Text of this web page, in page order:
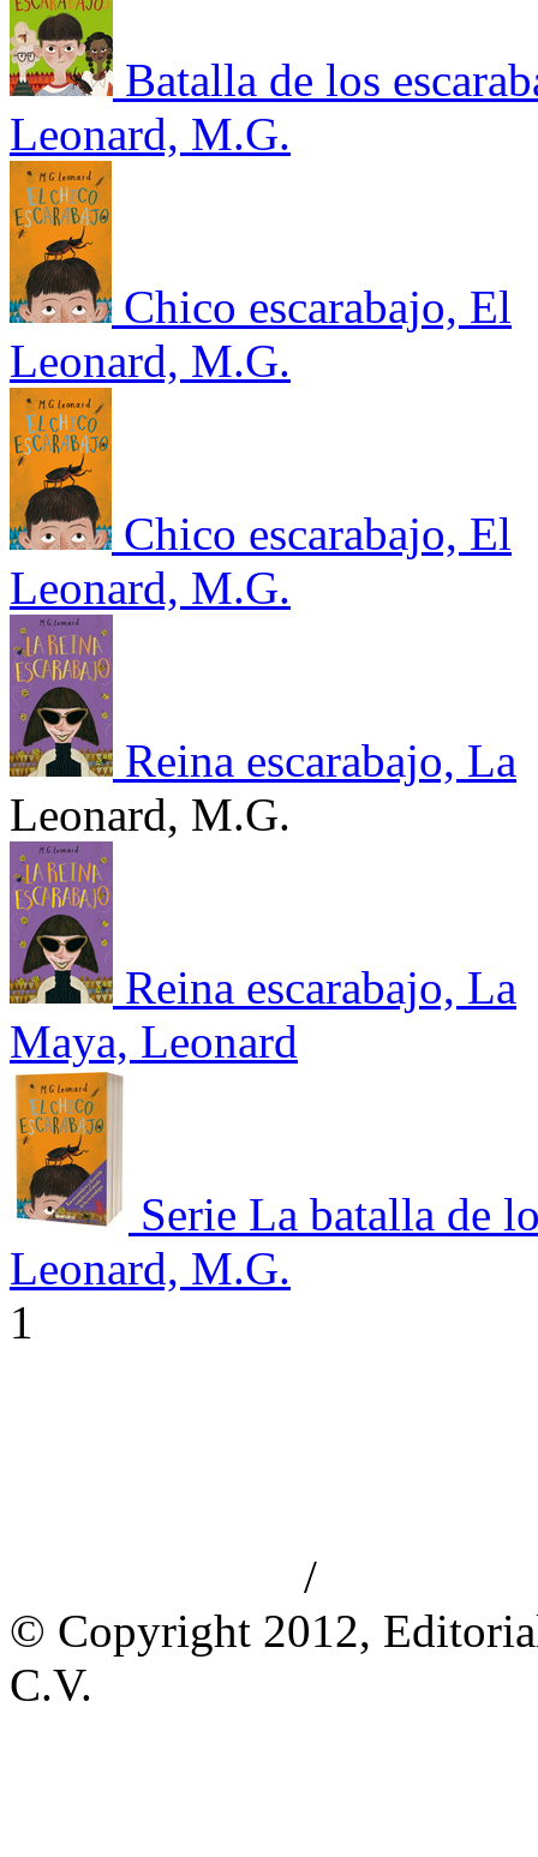
Batalla de los
Leonard, M.G.
Chico escarabajo, El
Leonard, M.G.
Chico escarabajo, El
Leonard, M.G.
Reina escarabajo, La
Leonard, M.G.
Reina escarabajo, La
Maya, Leonard
Serie La batalla de
Leonard, M.G.
1
/
© Copyright 2012,
C.V.